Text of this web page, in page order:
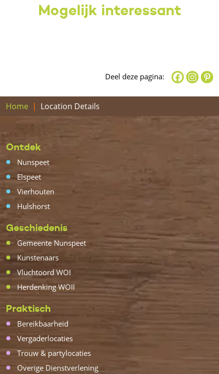
Mogelijk interessant
Deel deze pagina:
Home Location Details
Ontdek
Nunspeet
Elspeet
Vierhouten
Hulshorst
Geschiedenis
Gemeente Nunspeet
Kunstenaars
Vluchtoord WOI
Herdenking WOII
Praktisch
Bereikbaarheid
Vergaderlocaties
Trouw & partylocaties
Overige Dienstverlening